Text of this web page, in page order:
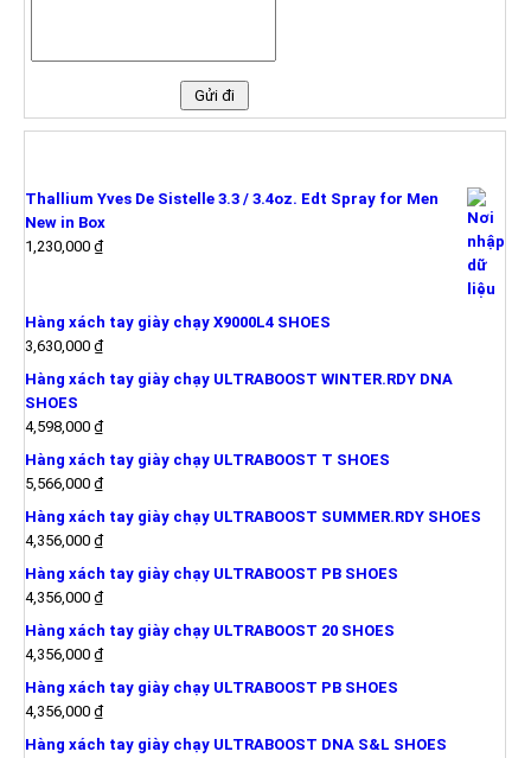
Thallium Yves De Sistelle 3.3 / 3.4oz. Edt Spray for Men
New in Box
1,230,000 ₫
Hàng xách tay giày chạy X9000L4 SHOES
3,630,000 ₫
Hàng xách tay giày chạy ULTRABOOST WINTER.RDY DNA
SHOES
4,598,000 ₫
Hàng xách tay giày chạy ULTRABOOST T SHOES
5,566,000 ₫
Hàng xách tay giày chạy ULTRABOOST SUMMER.RDY SHOES
4,356,000 ₫
Hàng xách tay giày chạy ULTRABOOST PB SHOES
4,356,000 ₫
Hàng xách tay giày chạy ULTRABOOST 20 SHOES
4,356,000 ₫
Hàng xách tay giày chạy ULTRABOOST PB SHOES
4,356,000 ₫
Hàng xách tay giày chạy ULTRABOOST DNA S&L SHOES